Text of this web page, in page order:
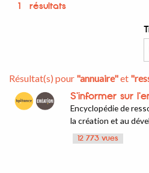
1 résultats
Résultat(s) pour "annuaire"et
S'informer sur
Encyclopédie de
la création et au
12 773 vues